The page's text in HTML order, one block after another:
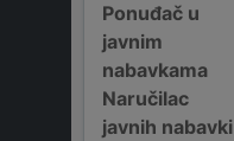
Ponuđač u
javnim
nabavkama
Naručilac
javnih nabavki